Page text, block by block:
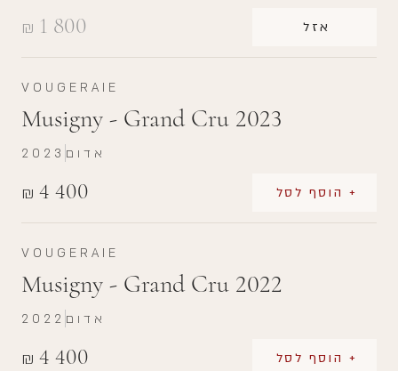
₪ 1 800 אזל
VOUGERAIE
Musigny - Grand Cru 2023
₪ 4 400 + הוסף לסל
2023 אדום
VOUGERAIE
Musigny - Grand Cru 2022
₪ 4 400 + הוסף לסל
2022 אדום